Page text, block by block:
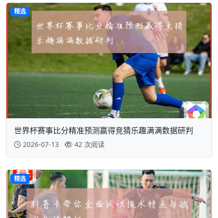
精选
世界杯赛事比分精准预测赢得竞猜乐趣满满数据研判
2026-07-13 42 次阅读
精选